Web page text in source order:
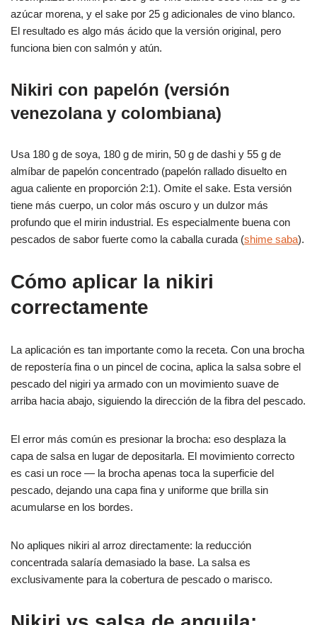
azúcar morena, y el sake por 25 g adicionales de vino blanco.
El resultado es algo más ácido que la versión original, pero
funciona bien con salmón y atún.
Nikiri con papelón (versión
venezolana y colombiana)
Usa 180 g de soya, 180 g de mirin, 50 g de dashi y 55 g de
almíbar de papelón concentrado (papelón rallado disuelto en
agua caliente en proporción 2:1). Omite el sake. Esta versión
tiene más cuerpo, un color más oscuro y un dulzor más
profundo que el mirin industrial. Es especialmente buena con
pescados de sabor fuerte como la caballa curada (shime saba).
Cómo aplicar la nikiri
correctamente
La aplicación es tan importante como la receta. Con una brocha
de repostería fina o un pincel de cocina, aplica la salsa sobre el
pescado del nigiri ya armado con un movimiento suave de
arriba hacia abajo, siguiendo la dirección de la fibra del pescado.
El error más común es presionar la brocha: eso desplaza la
capa de salsa en lugar de depositarla. El movimiento correcto
es casi un roce — la brocha apenas toca la superficie del
pescado, dejando una capa fina y uniforme que brilla sin
acumularse en los bordes.
No apliques nikiri al arroz directamente: la reducción
concentrada salaría demasiado la base. La salsa es
exclusivamente para la cobertura de pescado o marisco.